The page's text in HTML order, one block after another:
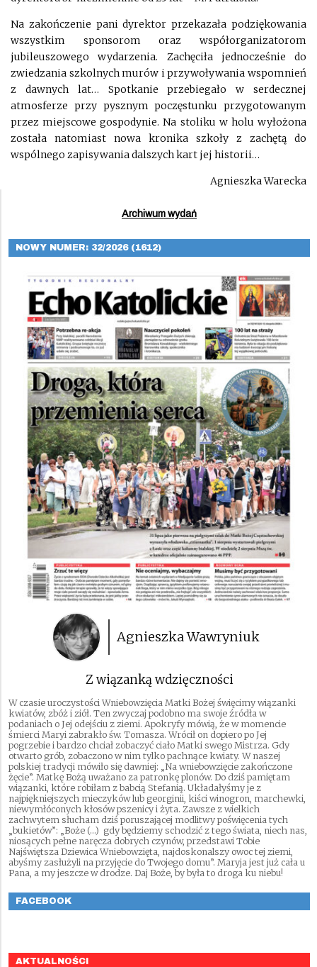
Na zakończenie pani dyrektor przekazała podziękowania
wszystkim sponsorom oraz współorganizatorom
jubileuszowego wydarzenia. Zachęciła jednocześnie do
zwiedzania szkolnych murów i przywoływania wspomnień
z dawnych lat… Spotkanie przebiegało w serdecznej
atmosferze przy pysznym poczęstunku przygotowanym
przez miejscowe gospodynie. Na stoliku w holu wyłożona
została natomiast nowa kronika szkoły z zachętą do
wspólnego zapisywania dalszych kart jej historii…
Agnieszka Warecka
Archiwum wydań
NOWY NUMER: 32/2026 (1612)
Agnieszka Wawryniuk
Z wiązanką wdzięczności
W czasie uroczystości Wniebowzięcia Matki Bożej święcimy wiązanki
kwiatów, zbóż i ziół. Ten zwyczaj podobno ma swoje źródła w
podaniach o Jej odejściu z ziemi. Apokryfy mówią, że w momencie
śmierci Maryi zabrakło św. Tomasza. Wrócił on dopiero po Jej
pogrzebie i bardzo chciał zobaczyć ciało Matki swego Mistrza. Gdy
otwarto grób, zobaczono w nim tylko pachnące kwiaty. W naszej
polskiej tradycji mówiło się dawniej: „Na wniebowzięcie zakończone
żęcie”. Matkę Bożą uważano za patronkę plonów. Do dziś pamiętam
wiązanki, które robiłam z babcią Stefanią. Układałyśmy je z
najpiękniejszych mieczyków lub georginii, kiści winogron, marchewki,
niewymłóconych kłosów pszenicy i żyta. Zawsze z wielkich
zachwytem słucham dziś poruszającej modlitwy poświęcenia tych
„bukietów”: „Boże (…) gdy będziemy schodzić z tego świata, niech nas,
niosących pełne naręcza dobrych czynów, przedstawi Tobie
Najświętsza Dziewica Wniebowzięta, najdoskonalszy owoc tej ziemi,
abyśmy zasłużyli na przyjęcie do Twojego domu”. Maryja jest już cała u
Pana, a my jeszcze w drodze. Daj Boże, by była to droga ku niebu!
FACEBOOK
AKTUALNOŚCI